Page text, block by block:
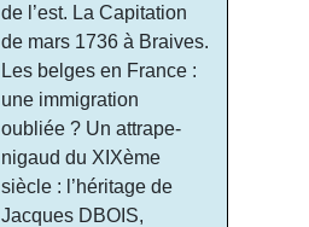
de l’est. La Capitation
de mars 1736 à Braives.
Les belges en France :
une immigration
oubliée ? Un attrape-
nigaud du XIXème
siècle : l’héritage de
Jacques DBOIS,